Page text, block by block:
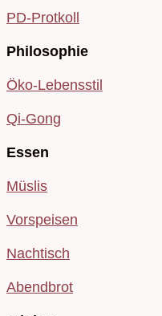
PD-Protkoll
Philosophie
Öko-Lebensstil
Qi-Gong
Essen
Müslis
Vorspeisen
Nachtisch
Abendbrot